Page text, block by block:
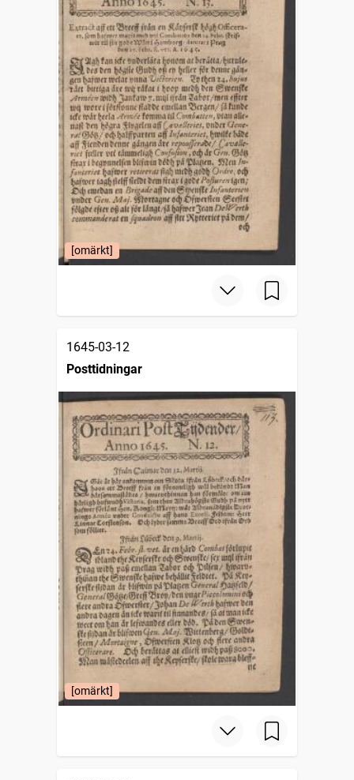
[omärkt]
1645-03-12
Posttidningar
[omärkt]